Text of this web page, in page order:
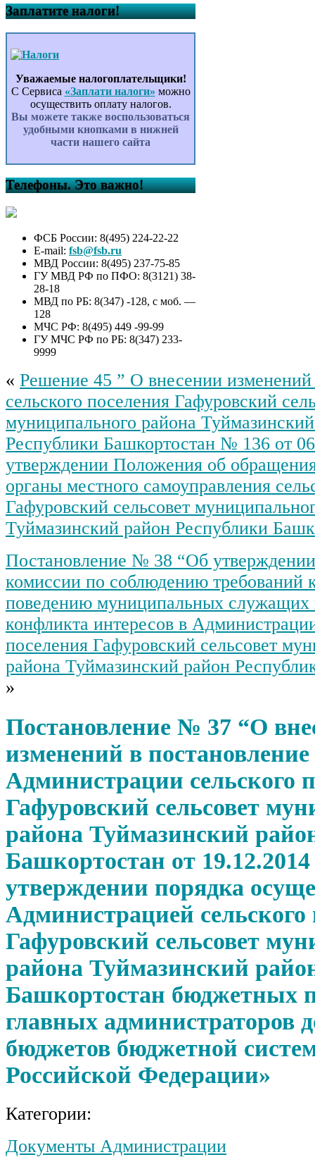
Заплатите налоги!
Уважаемые налогоплательщики!
С Сервиса «Заплати налоги» можно
осуществить оплату налогов.
Вы можете также воспользоваться
удобными кнопками в нижней
части нашего сайта
Телефоны. Это важно!
ФСБ России: 8(495) 224-22-22
E-mail: fsb@fsb.ru
МВД России: 8(495) 237-75-85
ГУ МВД РФ по ПФО: 8(3121) 38-
28-18
МВД по РБ: 8(347) -128, с моб. —
128
МЧС РФ: 8(495) 449 -99-99
ГУ МЧС РФ по РБ: 8(347) 233-
9999
« Решение 45 ” О внесении
сельского поселения Гафуровский
муниципального района
Республики Башкортостан № 136 от
утверждении Положения об
органы местного самоуправления
Гафуровский сельсовет
Туймазинский район Республики
Постановление № 38 “Об
комиссии по соблюдению требований
поведению муниципальных служащих
конфликта интересов в
поселения Гафуровский сельсовет
района Туймазинский район
»
Постановление № 37 “О
изменений в постановление
Администрации сельского
Гафуровский сельсовет
района Туймазинский
Башкортостан от
утверждении порядка
Администрацией сельского
Гафуровский сельсовет
района Туймазинский
Башкортостан бюджетных
главных администраторов
бюджетов бюджетной
Российской Федерации»
Категории:
Документы Администрации